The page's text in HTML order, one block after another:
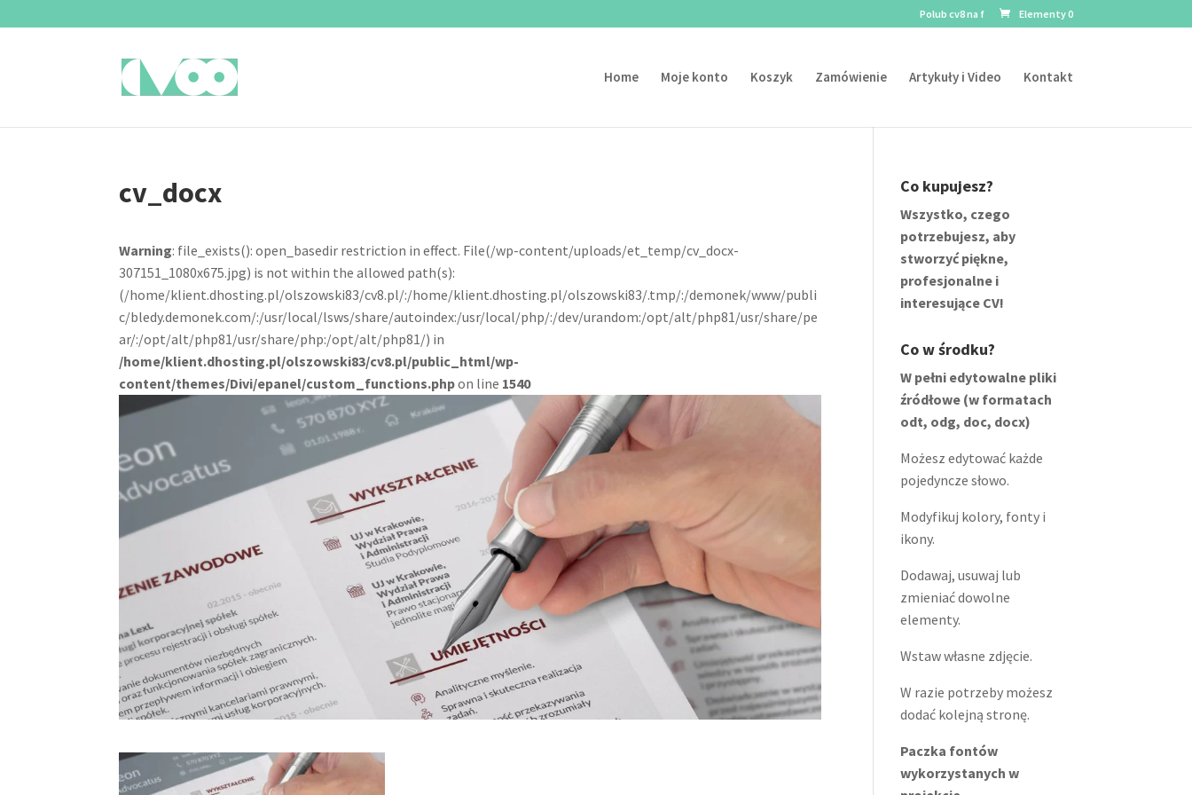
Polub cv8 na f Elementy 0
Home Moje konto Koszyk Zamówienie Artykuły i Video Kontakt
cv_docx
Warning: file_exists(): open_basedir restriction in effect. File(/wp-content/uploads/et_temp/cv_docx-
307151_1080x675.jpg) is not within the allowed path(s):
(/home/klient.dhosting.pl/olszowski83/cv8.pl/:/home/klient.dhosting.pl/olszowski83/.tmp/:/demonek/www/publi
c/bledy.demonek.com/:/usr/local/lsws/share/autoindex:/usr/local/php/:/dev/urandom:/opt/alt/php81/usr/share/pe
ar/:/opt/alt/php81/usr/share/php:/opt/alt/php81/) in
/home/klient.dhosting.pl/olszowski83/cv8.pl/public_html/wp-
content/themes/Divi/epanel/custom_functions.phpon line 1540
Co kupujesz?
Wszystko, czego
potrzebujesz, aby
stworzyć piękne,
profesjonalne i
interesujące CV!
Co w środku?
W pełni edytowalne pliki
źródłowe (w formatach
odt, odg, doc, docx)
Możesz edytować każde
pojedyncze słowo.
Modyfikuj kolory, fonty i
ikony.
Dodawaj, usuwaj lub
zmieniać dowolne
elementy.
Wstaw własne zdjęcie.
W razie potrzeby możesz
dodać kolejną stronę.
Paczka fontów
wykorzystanych w